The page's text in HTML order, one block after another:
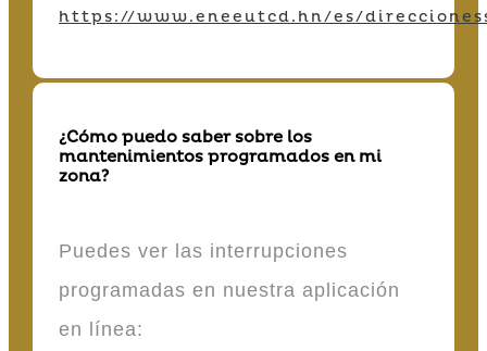
https://www.eneeutcd.hn/es/
¿Cómo puedo saber sobre los
mantenimientos programados en mi
zona?
Puedes ver las interrupciones
programadas en nuestra aplicación
en línea: